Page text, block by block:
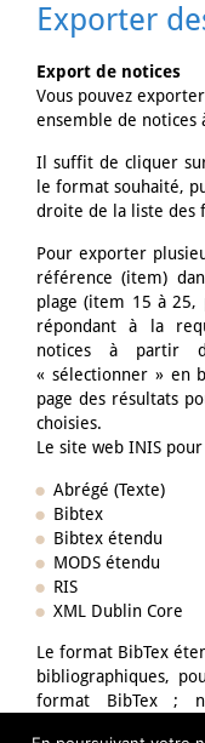
Exporter
Export de notices
Vous pouvez
ensemble de notices
Il suffit de cliquer
le format souhaité,
droite de la liste des
Pour exporter
référence (item)
plage (item 15 à 25,
répondant à la
notices à partir
« sélectionner » en
page des résultats
choisies.
Le site web INIS
Abrégé (Texte)
Bibtex
Bibtex étendu
MODS étendu
RIS
XML Dublin Core
Le format BibTex
bibliographiques,
format BibTex ;